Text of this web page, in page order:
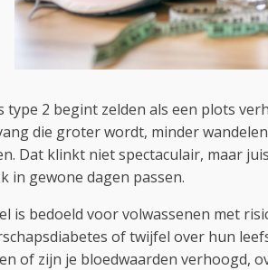
type 2 begint zelden als een plots
die groter wordt, minder
Dat klinkt niet spectaculair, maar
in gewone dagen passen.
is bedoeld voor volwassenen met
of twijfel over hun
of zijn je bloedwaarden verhoogd,